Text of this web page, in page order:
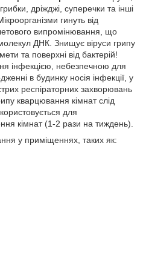
дріжджі, суперечки та інші
гинуть від
випромінювання, що
ДНК. Знищує віруси грипу
та поверхні від бактерій!
інфекцією, небезпечною для
в будинку носія інфекції, у
респіраторних захворювань
кварцювання кімнат слід
для
кімнат (1-2 рази на тиждень).
у приміщеннях, таких як: